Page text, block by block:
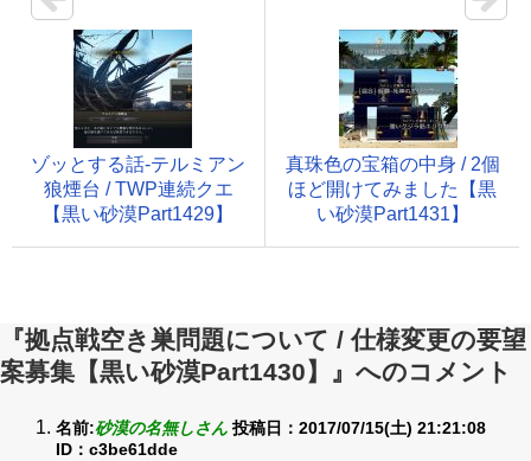
ゾッとする話-テルミアン
狼煙台 / TWP連続クエ
【黒い砂漠Part1429】
真珠色の宝箱の中身 / 2個
ほど開けてみました【黒
い砂漠Part1431】
『拠点戦空き巣問題について / 仕様変更の要望
案募集【黒い砂漠Part1430】』へのコメント
名前:砂漠の名無しさん 投稿日：2017/07/15(土) 21:21:08
ID：c3be61dde